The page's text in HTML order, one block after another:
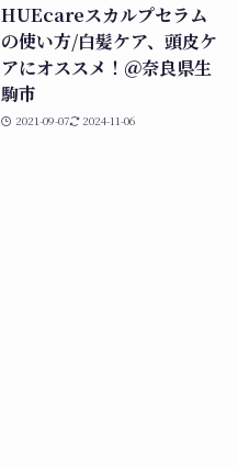
HUEcareスカルプセラム
の使い方/白髪ケア、頭皮ケ
アにオススメ！＠奈良県生
駒市
2021-09-07 2024-11-06